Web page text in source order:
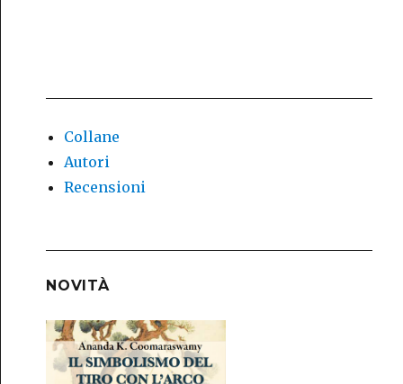
Collane
Autori
Recensioni
NOVITÀ